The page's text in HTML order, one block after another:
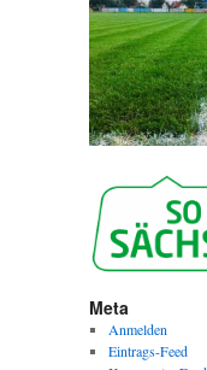
Meta
Anmelden
Eintrags-Feed